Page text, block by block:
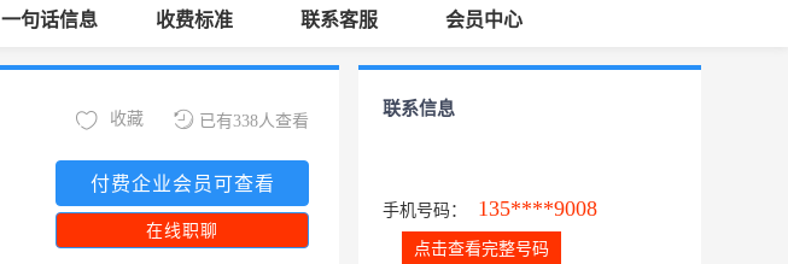
一句话信息 收费标准 联系客服 会员中心
已有338人查看
收藏
付费企业会员可查看
在线职聊
联系信息
手机号码： 135****9008
点击查看完整号码